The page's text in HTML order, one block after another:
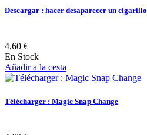
Descargar : hacer desaparecer un cigarillo
4,60 €
En Stock
Añadir a la cesta
Télécharger : Magic Snap Change